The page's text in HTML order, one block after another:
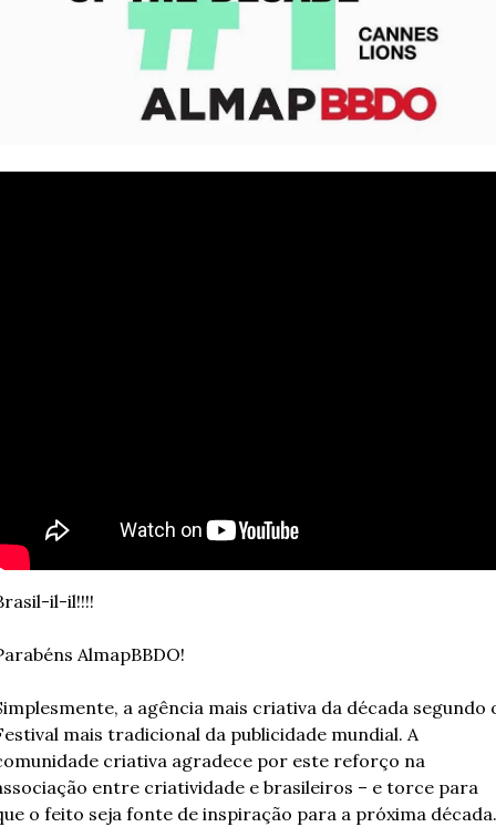
il-il!!!!
AlmapBBDO!
a agência mais criativa da década segundo
mais tradicional da publicidade mundial. A
criativa agradece por este reforço na
entre criatividade e brasileiros – e torce para
o feito seja fonte de inspiração para a próxima década.